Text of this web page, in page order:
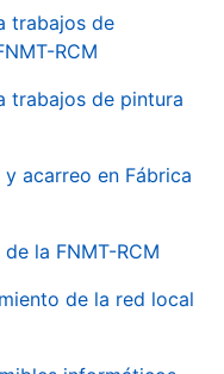
trabajos de
RCM
trabajos de pintura
acarreo en Fábrica
la FNMT-RCM
de la red local